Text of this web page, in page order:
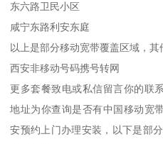
东六路卫民小区
咸宁东路利安东庭
以上是部分移动宽带覆盖区域，
西安非移动号码携号转网
更多套餐致电或私信留言你的联
地址为你查询是否有中国移动宽
安预约上门办理安装，以下是部